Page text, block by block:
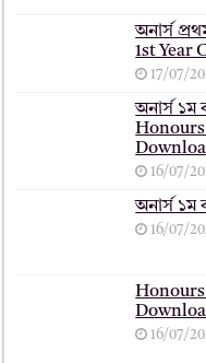
অনার্স
1st Year
17/07/
অনার্স ১ম
Honours
16/07/
অনার্স ১ম
16/07/
Honours
16/07/